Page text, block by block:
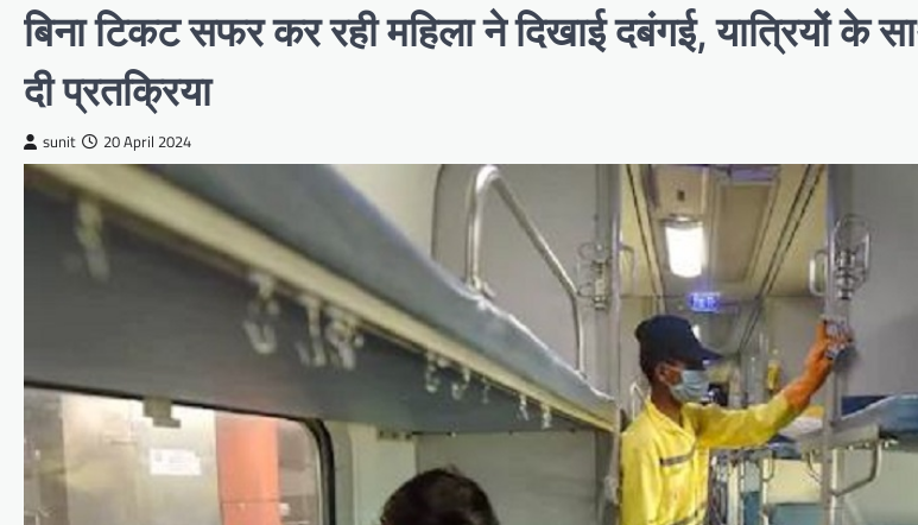
बिना टिकट सफर कर रही महिला ने दिखाई दबंगई, यात्रियों
दी प्रतक्रिया
sunit 20 April 2024